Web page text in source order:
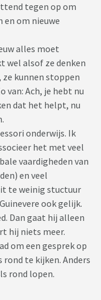
tegen op om
en om nieuwe
alles moet
wel alsof ze denken
kunnen stoppen
van: Ach, je hebt nu
dat het helpt, nu
onderwijs. Ik
het met veel
vaardigheden van
en veel
te weinig stuctuur
ook gelijk.
Dan gaat hij alleen
hij niets meer.
om een gesprek op
rond te kijken. Anders
rond lopen.